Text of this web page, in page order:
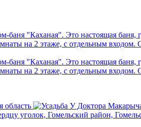
баня "Каханая". Это настоящая
на 2 этаже, с отдельным входом.
баня "Каханая". Это настоящая
на 2 этаже, с отдельным входом.